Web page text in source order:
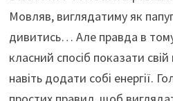
o
o
k
a
m
sA
p
p
Мовляв, виглядатиму як
дивитись… Але правда в
класний спосіб показати свій
навіть додати собі енергії.